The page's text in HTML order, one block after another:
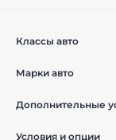
Классы авто
Марки авто
Дополнительные
Условия и опции